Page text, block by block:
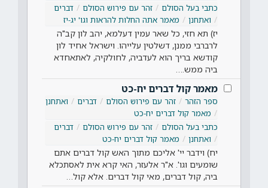
כתבי בעל הסולם
זהר עם פירוש הסולם
דברים
ואתחנן
מאמר אתה החלות להראות וגו' יג-יז
יז) תא חזי, כל שאר עמין דעלמא, יהב לון קב"ה
לרברבי ממנן, דשלטין עלייהו. וישראל אחיד לון
קודשא בריך הוא לעדביה, לחולקיה, לאתאחדא
ביה ממש.…
מאמר קול דברים יח-כט
ספר הזהר זהר עם פירוש הסולם דברים
ואתחנן
מאמר קול דברים יח-כט
כתבי בעל הסולם
זהר עם פירוש הסולם
דברים
ואתחנן
מאמר קול דברים יח-כט
יח) וידבר יי' אליכם מתוך האש קול דברים אתם
שומעים וגו'. א"ר אלעזר, האי קרא אית לאסתכלא
ביה, קול דברים, מאי קול דברים. אלא קול…